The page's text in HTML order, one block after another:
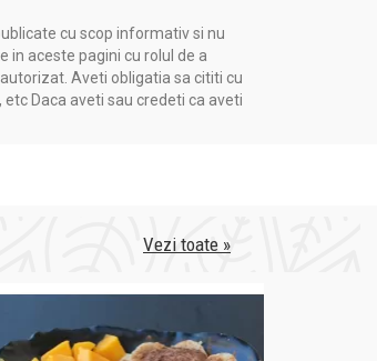
cu scop informativ si nu
aceste pagini cu rolul de a
Aveti obligatia sa cititi cu
Daca aveti sau credeti ca aveti
Vezi toate »